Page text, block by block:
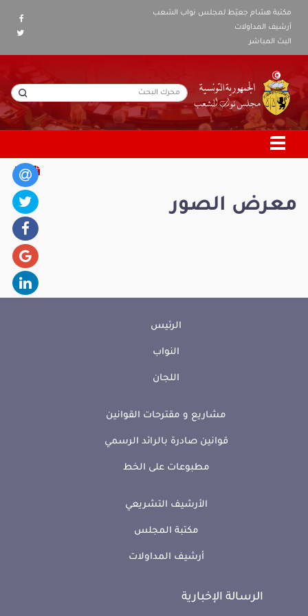
مكتبة هشام جعيّط لمجلس نواب الشعب
أرشيف المداولات
البث المباشر
معرض الصور
الرئيس
النواب
اللجان
مشاريع و مقترحات القوانين
قوانين صادرة بالرائد الرسمي
مطبوعات على الخط
الأرشيف التشريعي
مكتبة المجلس
أرشيف المداولات
الرسالة الإخبارية